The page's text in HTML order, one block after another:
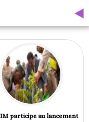
participe au lancement